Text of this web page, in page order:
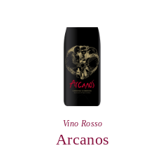
Vino Rosso
Arcanos